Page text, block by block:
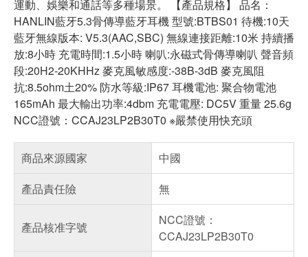
運動、娛樂和通話等多種場景。 【產品規格】 品名：
HANLIN藍牙5.3骨傳導藍牙耳機 型號:BTBS01 待機:10天
藍牙無線版本: V5.3(AAC,SBC) 無線連接距離:10米 持續播
放:8小時 充電時間:1.5小時 喇叭:永磁式骨傳導喇叭 聲音頻
段:20H2-20KHHz 麥克風敏感度:-38B-3dB 麥克風阻
抗:8.5ohm土20% 防水等級:IP67 耳機電池: 聚合物電池
165mAh 最大輸出功率:4dbm 充電電壓: DC5V 重量 25.6g
NCC證號：CCAJ23LP2B30T0 ※嚴禁使用快充頭
商品來源國家
中國
產品責任險
無
產品核准字號
NCC證號：
CCAJ23LP2B30T0